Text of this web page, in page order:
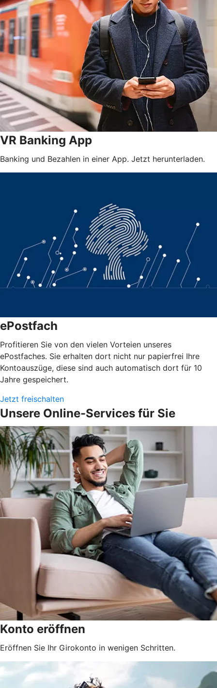
VR Banking App
Banking und Bezahlen in einer App. Jetzt herunterladen.
ePostfach
Profitieren Sie von den vielen Vorteien unseres
ePostfaches. Sie erhalten dort nicht nur papierfrei Ihre
Kontoauszüge, diese sind auch automatisch dort für 10
Jahre gespeichert.
Jetzt freischalten
Unsere Online-Services für Sie
Konto eröffnen
Eröffnen Sie Ihr Girokonto in wenigen Schritten.